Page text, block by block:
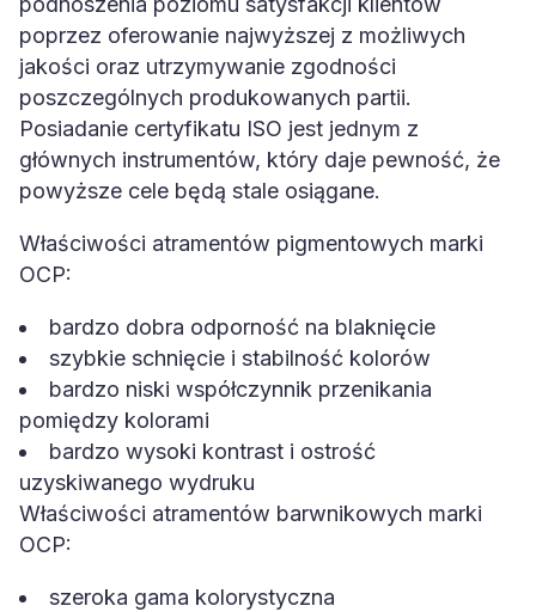
poprzez oferowanie najwyższej z możliwych
jakości oraz utrzymywanie zgodności
poszczególnych produkowanych partii.
Posiadanie certyfikatu ISO jest jednym z
głównych instrumentów, który daje pewność, że
powyższe cele będą stale osiągane.
Właściwości atramentów pigmentowych marki
OCP:
bardzo dobra odporność na blaknięcie
szybkie schnięcie i stabilność kolorów
bardzo niski współczynnik przenikania
pomiędzy kolorami
bardzo wysoki kontrast i ostrość
uzyskiwanego wydruku
Właściwości atramentów barwnikowych marki
OCP:
szeroka gama kolorystyczna